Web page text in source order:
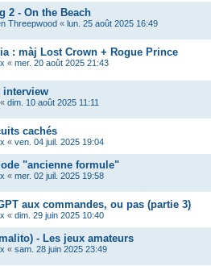
2 - On the Beach
Threepwood « lun. 25 août 2025 16:49
: màj Lost Crown + Rogue Prince
« mer. 20 août 2025 21:43
interview
« dim. 10 août 2025 11:11
cachés
« ven. 04 juil. 2025 19:04
"ancienne formule"
« mer. 02 juil. 2025 19:58
aux commandes, ou pas (partie 3)
« dim. 29 juin 2025 10:40
- Les jeux amateurs
« sam. 28 juin 2025 23:49